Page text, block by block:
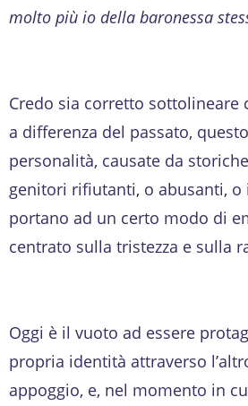
molto più io della baronessa
Credo sia corretto sottolineare
a differenza del passato,
personalità, causate da
genitori rifiutanti, o abusanti, o
portano ad un certo modo di
centrato sulla tristezza e sulla
Oggi è il vuoto ad essere
propria identità attraverso
appoggio, e, nel momento in